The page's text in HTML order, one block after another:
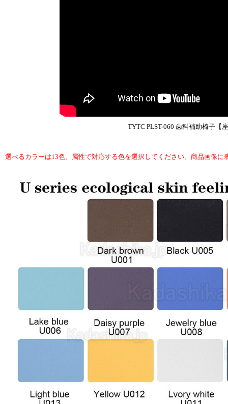
TYTC PLST-060 歯科補助椅子【
選べるカラーは13色。属性で対応する色を選択してください。商品画像に